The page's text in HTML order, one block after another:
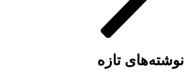
نوشته‌های تازه